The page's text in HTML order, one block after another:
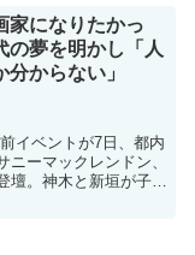
家になりたかっ
の夢を明かし「人
からない」
イベントが7日、都内
ーマックレンドン、
。神木と新垣が子ど